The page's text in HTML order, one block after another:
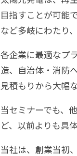
目指すことが可能
など多岐にわたり
各企業に最適なプ
造、自治体・消防
見積もりから大幅
当セミナーでも、
ど、以前よりも具
当社は、創業当初